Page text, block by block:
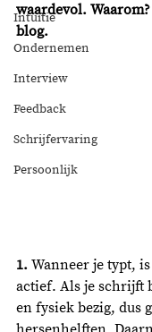
Intuïtie
Ondernemen
Interview
Feedback
Schrijfervaring
Persoonlijk
waardevol.
blog.
1. Wanneer je typt,
actief. Als je schrijft
en fysiek bezig, dus